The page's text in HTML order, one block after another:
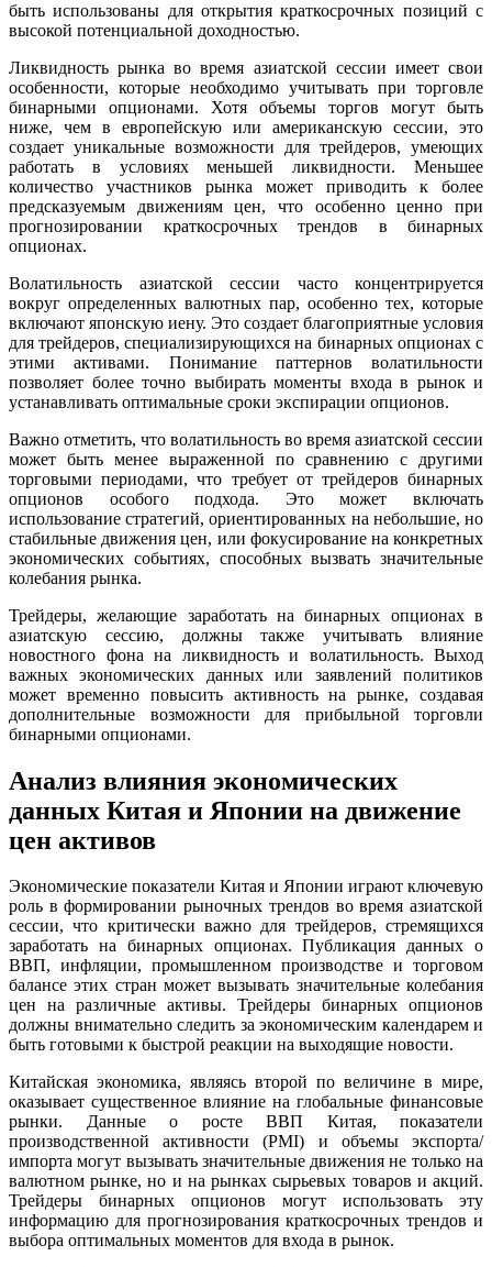
быть использованы для открытия краткосрочных позиций с
высокой потенциальной доходностью.
Ликвидность рынка во время азиатской сессии имеет свои
особенности, которые необходимо учитывать при торговле
бинарными опционами. Хотя объемы торгов могут быть
ниже, чем в европейскую или американскую сессии, это
создает уникальные возможности для трейдеров, умеющих
работать в условиях меньшей ликвидности. Меньшее
количество участников рынка может приводить к более
предсказуемым движениям цен, что особенно ценно при
прогнозировании краткосрочных трендов в бинарных
опционах.
Волатильность азиатской сессии часто концентрируется
вокруг определенных валютных пар, особенно тех, которые
включают японскую иену. Это создает благоприятные условия
для трейдеров, специализирующихся на бинарных опционах с
этими активами. Понимание паттернов волатильности
позволяет более точно выбирать моменты входа в рынок и
устанавливать оптимальные сроки экспирации опционов.
Важно отметить, что волатильность во время азиатской сессии
может быть менее выраженной по сравнению с другими
торговыми периодами, что требует от трейдеров бинарных
опционов особого подхода. Это может включать
использование стратегий, ориентированных на небольшие, но
стабильные движения цен, или фокусирование на конкретных
экономических событиях, способных вызвать значительные
колебания рынка.
Трейдеры, желающие заработать на бинарных опционах в
азиатскую сессию, должны также учитывать влияние
новостного фона на ликвидность и волатильность. Выход
важных экономических данных или заявлений политиков
может временно повысить активность на рынке, создавая
дополнительные возможности для прибыльной торговли
бинарными опционами.
Анализ влияния экономических
данных Китая и Японии на движение
цен активов
Экономические показатели Китая и Японии играют ключевую
роль в формировании рыночных трендов во время азиатской
сессии, что критически важно для трейдеров, стремящихся
заработать на бинарных опционах. Публикация данных о
ВВП, инфляции, промышленном производстве и торговом
балансе этих стран может вызывать значительные колебания
цен на различные активы. Трейдеры бинарных опционов
должны внимательно следить за экономическим календарем и
быть готовыми к быстрой реакции на выходящие новости.
Китайская экономика, являясь второй по величине в мире,
оказывает существенное влияние на глобальные финансовые
рынки. Данные о росте ВВП Китая, показатели
производственной активности (PMI) и объемы экспорта/
импорта могут вызывать значительные движения не только на
валютном рынке, но и на рынках сырьевых товаров и акций.
Трейдеры бинарных опционов могут использовать эту
информацию для прогнозирования краткосрочных трендов и
выбора оптимальных моментов для входа в рынок.